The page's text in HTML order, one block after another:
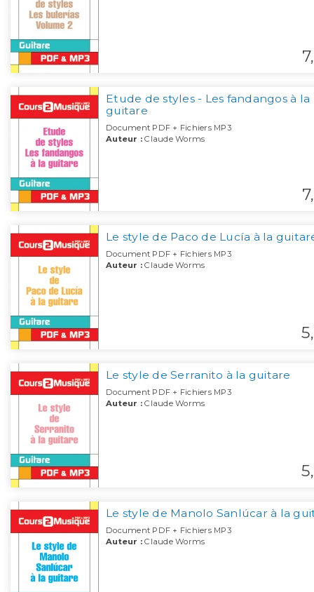
7,
Etude de styles - Les fandangos à la
guitare
Document PDF + Fichiers MP3
Auteur : Claude Worms
7,
Le style de Paco de Lucía à la
Document PDF + Fichiers MP3
Auteur : Claude Worms
5,
Le style de Serranito à la guitare
Document PDF + Fichiers MP3
Auteur : Claude Worms
5,
Le style de Manolo Sanlúcar à la
Document PDF + Fichiers MP3
Auteur : Claude Worms